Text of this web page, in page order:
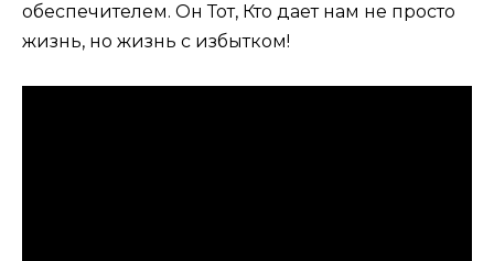
обеспечителем. Он Тот, Кто дает нам не просто
жизнь, но жизнь с избытком!